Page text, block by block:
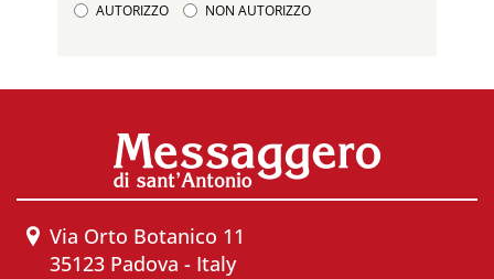
AUTORIZZO NON AUTORIZZO
Via Orto Botanico 11
35123 Padova - Italy